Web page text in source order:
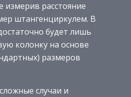
измерив расстояние
штангенциркулем. В
будет лишь
колонку на основе
размеров
случаи и